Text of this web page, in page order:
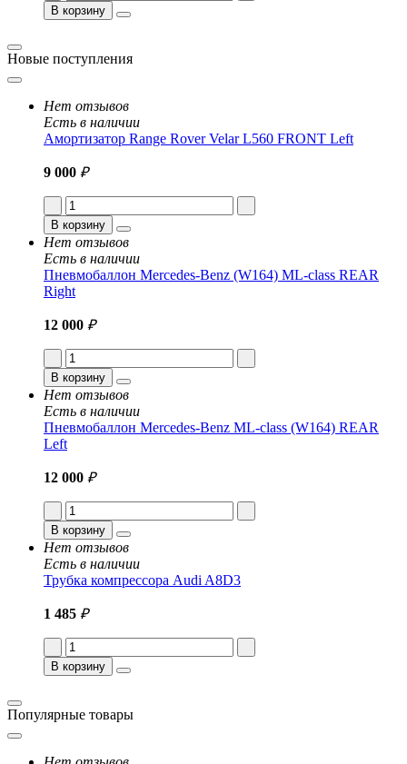
В корзину
Новые поступления
Нет отзывов
Есть в наличии
Амортизатор Range Rover Velar L560 FRONT Left
9 000 ₽
В корзину
Нет отзывов
Есть в наличии
Пневмобаллон Mercedes-Benz (W164) ML-class REAR
Right
12 000 ₽
В корзину
Нет отзывов
Есть в наличии
Пневмобаллон Mercedes-Benz ML-class (W164) REAR
Left
12 000 ₽
В корзину
Нет отзывов
Есть в наличии
Трубка компрессора Audi A8D3
1 485 ₽
В корзину
Популярные товары